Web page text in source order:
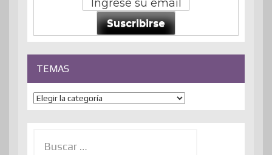
Suscribirse
TEMAS
Temas